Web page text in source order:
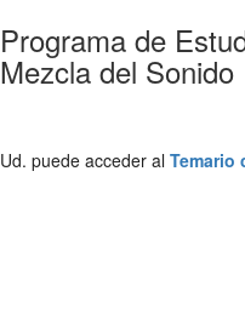
Programa de
Mezcla del Sonido
Ud. puede acceder al Temario